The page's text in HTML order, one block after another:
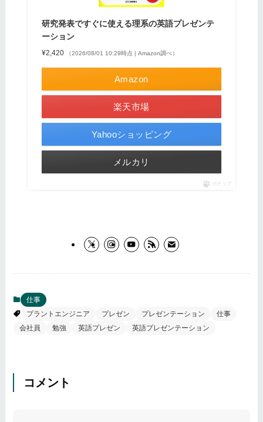
研究発表ですぐに使える理系の英語プレゼンテ
ーション
¥2,420 （2026/08/01 10:29時点 | Amazon調べ）
Amazon
楽天市場
Yahooショッピング
メルカリ
ポチップ
仕事
プラントエンジニア
プレゼン プレゼンテーション
仕事
会社員
勉強 英語プレゼン 英語プレゼンテーション
コメント